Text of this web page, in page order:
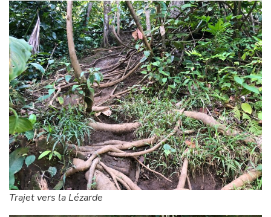
Trajet vers la Lézarde